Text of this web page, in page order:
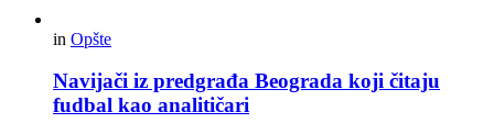
in Opšte
Navijači iz predgrađa Beograda koji čitaju
fudbal kao analitičari